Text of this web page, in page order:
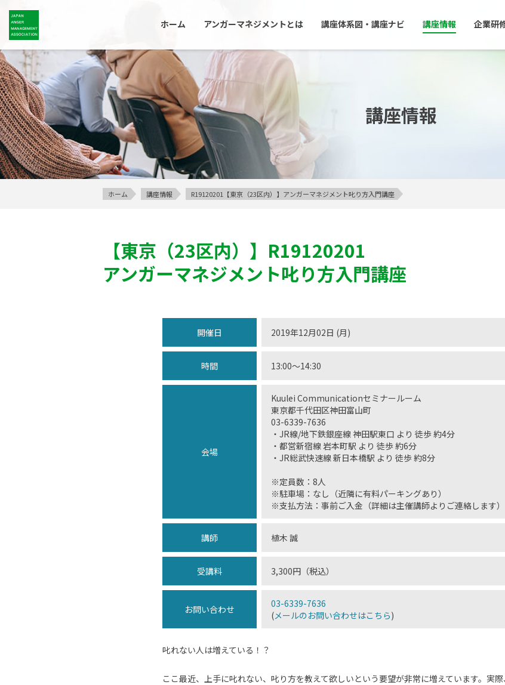
ホーム アンガーマネジメントとは 講座体系図・講座ナビ 講座情報 企業研
講座情報
ホーム 講座情報 R19120201【東京（23区内）】アンガーマネジメント叱り方入門講座
【東京（23区内）】 R19120201
アンガーマネジメント叱り方入門講座
開催日 2019年12月02日 (月)
時間 13:00〜14:30
会場
Kuulei Communicationセミナールーム
東京都千代田区神田富山町
03-6339-7636
・JR線/地下鉄銀座線 神田駅東口 より 徒歩 約4分
・都営新宿線 岩本町駅 より 徒歩 約6分
・JR総武快速線 新日本橋駅 より 徒歩 約8分
※定員数：8人
※駐車場：なし（近隣に有料パーキングあり）
※支払方法：事前ご入金（詳細は主催講師よりご連絡します）
講師 植木 誠
受講料 3,300円（税込）
お問い合わせ
03-6339-7636
(メールのお問い合わせはこちら)
叱れない人は増えている！？
ここ最近、上手に叱れない、叱り方を教えて欲しいという要望が非常に増えています。実